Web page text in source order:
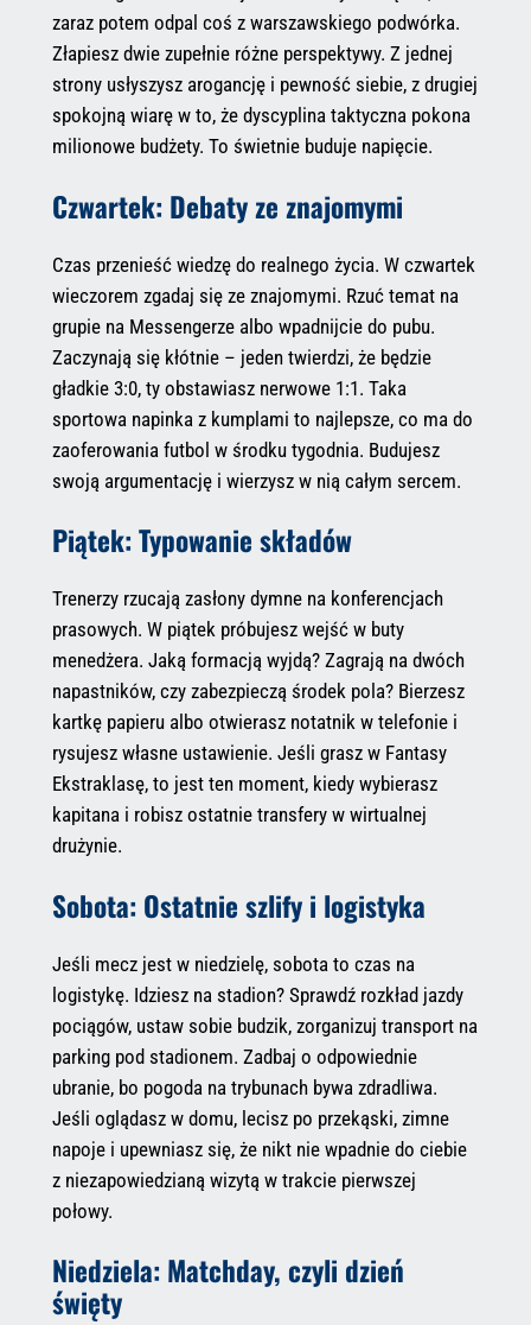
zaraz potem odpal coś z warszawskiego podwórka.
Złapiesz dwie zupełnie różne perspektywy. Z jednej
strony usłyszysz arogancję i pewność siebie, z drugiej
spokojną wiarę w to, że dyscyplina taktyczna pokona
milionowe budżety. To świetnie buduje napięcie.
Czwartek: Debaty ze znajomymi
Czas przenieść wiedzę do realnego życia. W czwartek
wieczorem zgadaj się ze znajomymi. Rzuć temat na
grupie na Messengerze albo wpadnijcie do pubu.
Zaczynają się kłótnie – jeden twierdzi, że będzie
gładkie 3:0, ty obstawiasz nerwowe 1:1. Taka
sportowa napinka z kumplami to najlepsze, co ma do
zaoferowania futbol w środku tygodnia. Budujesz
swoją argumentację i wierzysz w nią całym sercem.
Piątek: Typowanie składów
Trenerzy rzucają zasłony dymne na konferencjach
prasowych. W piątek próbujesz wejść w buty
menedżera. Jaką formacją wyjdą? Zagrają na dwóch
napastników, czy zabezpieczą środek pola? Bierzesz
kartkę papieru albo otwierasz notatnik w telefonie i
rysujesz własne ustawienie. Jeśli grasz w Fantasy
Ekstraklasę, to jest ten moment, kiedy wybierasz
kapitana i robisz ostatnie transfery w wirtualnej
drużynie.
Sobota: Ostatnie szlify i logistyka
Jeśli mecz jest w niedzielę, sobota to czas na
logistykę. Idziesz na stadion? Sprawdź rozkład jazdy
pociągów, ustaw sobie budzik, zorganizuj transport na
parking pod stadionem. Zadbaj o odpowiednie
ubranie, bo pogoda na trybunach bywa zdradliwa.
Jeśli oglądasz w domu, lecisz po przekąski, zimne
napoje i upewniasz się, że nikt nie wpadnie do ciebie
z niezapowiedzianą wizytą w trakcie pierwszej
połowy.
Niedziela: Matchday, czyli dzień
święty